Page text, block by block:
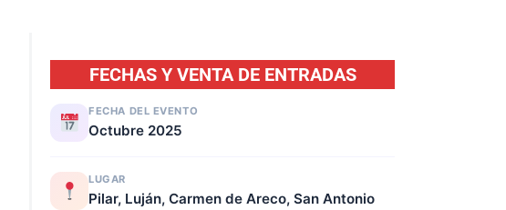
FECHAS Y VENTA DE ENTRADAS
FECHA DEL EVENTO
Octubre 2025
LUGAR
Pilar, Luján, Carmen de Areco, San Antonio